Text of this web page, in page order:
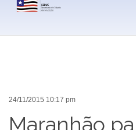
24/11/2015 10:17 pm
Maranhão